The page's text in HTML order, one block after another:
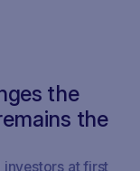
the
the
investors at first